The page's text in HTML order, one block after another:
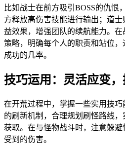
比如战士在前方吸引BOSS的仇恨
方释放高伤害技能进行输出；道
益效果，增强团队的续航能力。
策略，明确每个人的职责和站位
成功的几率。
技巧运用：灵活应变
在开荒过程中，掌握一些实用技
的刷新机制，合理规划刷怪路线
获取。在与怪物战斗时，注意躲
受到的伤害。